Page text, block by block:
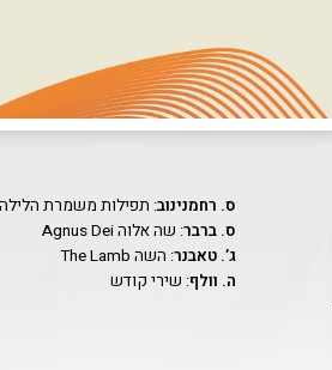
ס. רחמנינוב: תפילות משמרת הלילה All Night Vigil
ס. ברבר: שה אלוה Agnus Dei
ג’. טאבנר: השה The Lamb
ה. וולף: שירי קודש